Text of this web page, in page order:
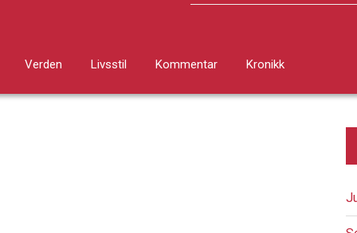
Verden Livsstil Kommentar Kronikk